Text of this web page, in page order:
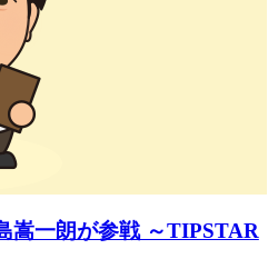
嵩一朗が参戦 ～TIPSTAR